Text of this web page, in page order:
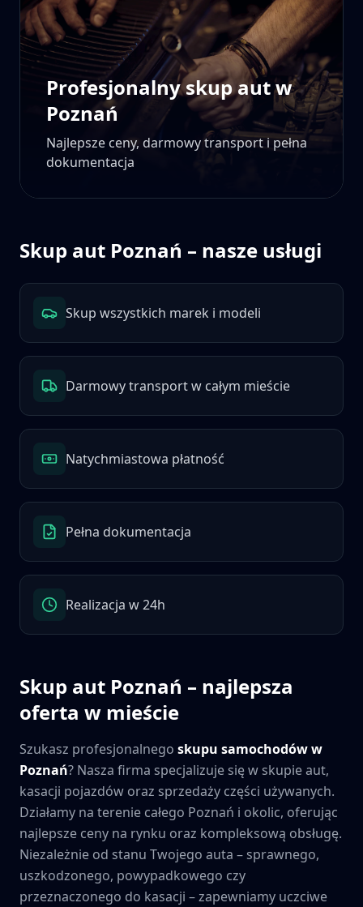
Profesjonalny skup aut w
Poznań
Najlepsze ceny, darmowy transport i pełna
dokumentacja
Skup aut Poznań – nasze usługi
Skup wszystkich marek i modeli
Darmowy transport w całym mieście
Natychmiastowa płatność
Pełna dokumentacja
Realizacja w 24h
Skup aut Poznań – najlepsza
oferta w mieście
Szukasz profesjonalnego skupu samochodów w
Poznań? Nasza firma specjalizuje się w skupie aut,
kasacji pojazdów oraz sprzedaży części używanych.
Działamy na terenie całego Poznań i okolic, oferując
najlepsze ceny na rynku oraz kompleksową obsługę.
Niezależnie od stanu Twojego auta – sprawnego,
uszkodzonego, powypadkowego czy
przeznaczonego do kasacji – zapewniamy uczciwe